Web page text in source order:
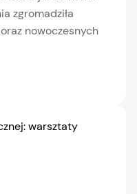
zgromadziła
nowoczesnych
warsztaty